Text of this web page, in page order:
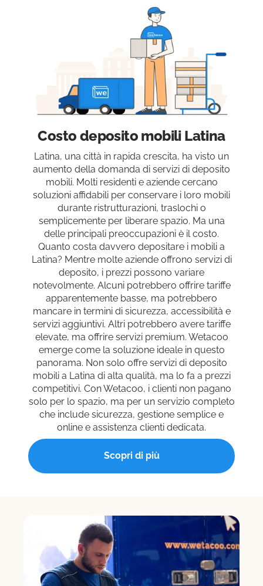
Costo deposito mobili Latina
Latina, una città in rapida crescita, ha visto un
aumento della domanda di servizi di deposito
mobili. Molti residenti e aziende cercano
soluzioni affidabili per conservare i loro mobili
durante ristrutturazioni, traslochi o
semplicemente per liberare spazio. Ma una
delle principali preoccupazioni è il costo.
Quanto costa davvero depositare i mobili a
Latina? Mentre molte aziende offrono servizi di
deposito, i prezzi possono variare
notevolmente. Alcuni potrebbero offrire tariffe
apparentemente basse, ma potrebbero
mancare in termini di sicurezza, accessibilità e
servizi aggiuntivi. Altri potrebbero avere tariffe
elevate, ma offrire servizi premium. Wetacoo
emerge come la soluzione ideale in questo
panorama. Non solo offre servizi di deposito
mobili a Latina di alta qualità, ma lo fa a prezzi
competitivi. Con Wetacoo, i clienti non pagano
solo per lo spazio, ma per un servizio completo
che include sicurezza, gestione semplice e
online e assistenza clienti dedicata.
Scopri di più